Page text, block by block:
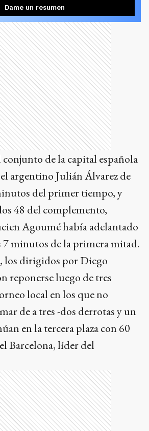
Dame un resumen
conjunto de la capital española
argentino Julián Álvarez de
del primer tiempo, y
48 del complemento,
Agoumé había adelantado
7 minutos de la primera mitad.
los dirigidos por Diego
reponerse luego de tres
local en los que no
de a tres -dos derrotas y un
en la tercera plaza con 60
Barcelona, líder del